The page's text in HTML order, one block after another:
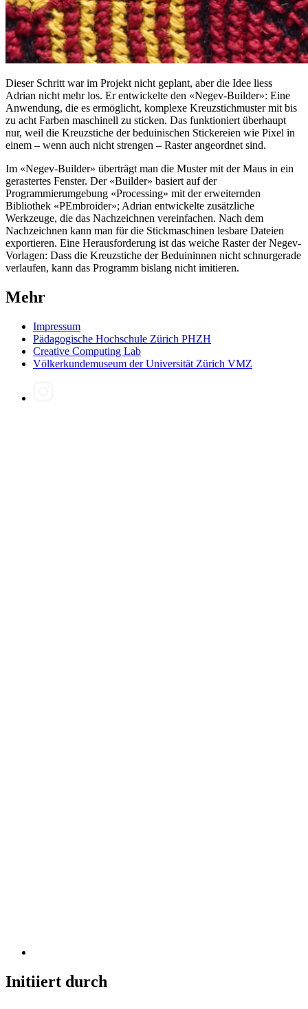
Dieser Schritt war im Projekt nicht geplant, aber die Idee liess
Adrian nicht mehr los. Er entwickelte den «Negev-Builder»: Eine
Anwendung, die es ermöglicht, komplexe Kreuzstichmuster mit bis
zu acht Farben maschinell zu sticken. Das funktioniert überhaupt
nur, weil die Kreuzstiche der beduinischen Stickereien wie Pixel in
einem – wenn auch nicht strengen – Raster angeordnet sind.
Im «Negev-Builder» überträgt man die Muster mit der Maus in ein
gerastertes Fenster. Der «Builder» basiert auf der
Programmierumgebung «Processing» mit der erweiternden
Bibliothek «PEmbroider»; Adrian entwickelte zusätzliche
Werkzeuge, die das Nachzeichnen vereinfachen. Nach dem
Nachzeichnen kann man für die Stickmaschinen lesbare Dateien
exportieren. Eine Herausforderung ist das weiche Raster der Negev-
Vorlagen: Dass die Kreuzstiche der Beduininnen nicht schnurgerade
verlaufen, kann das Programm bislang nicht imitieren.
Mehr
Impressum
Pädagogische Hochschule Zürich PHZH
Creative Computing Lab
Völkerkundemuseum der Universität Zürich VMZ
Initiiert durch